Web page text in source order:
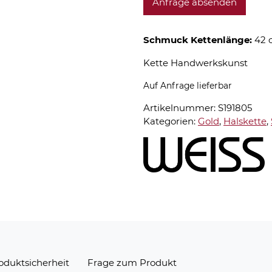
Schmuck Kettenlänge: 42
Kette Handwerkskunst
Auf Anfrage lieferbar
Artikelnummer: S191805
Kategorien: Gold, Halskette,
Frage zum Produkt